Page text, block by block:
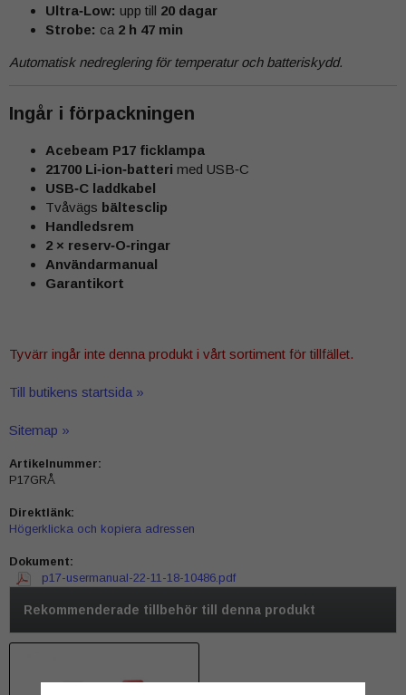
Ultra‑Low: upp till 20 dagar
Strobe: ca 2 h 47 min
Automatisk nedreglering för temperatur och batteriskydd.
Ingår i förpackningen
Acebeam P17 ficklampa
21700 Li‑ion‑batteri med USB‑C
USB‑C laddkabel
Tvåvägs bältesclip
Handledsrem
2 × reserv‑O‑ringar
Användarmanual
Garantikort
Tyvärr ingår inte denna produkt i vårt sortiment för tillfället.
Till butikens startsida »
Sitemap »
Artikelnummer:
P17GRÅ
Direktlänk:
Högerklicka och kopiera adressen
Dokument:
p17-usermanual-22-11-18-10486.pdf
Rekommenderade tillbehör till denna produkt